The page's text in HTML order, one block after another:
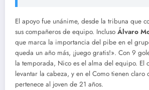
El apoyo fue unánime, desde la tribuna que
sus compañeros de equipo. Incluso Álvaro
que marca la importancia del pibe en el
queda un año más, ¡juego gratis!». Con 9
la temporada, Nico es el alma del equipo. El
levantar la cabeza, y en el Como tienen claro
pertenece al joven de 21 años.